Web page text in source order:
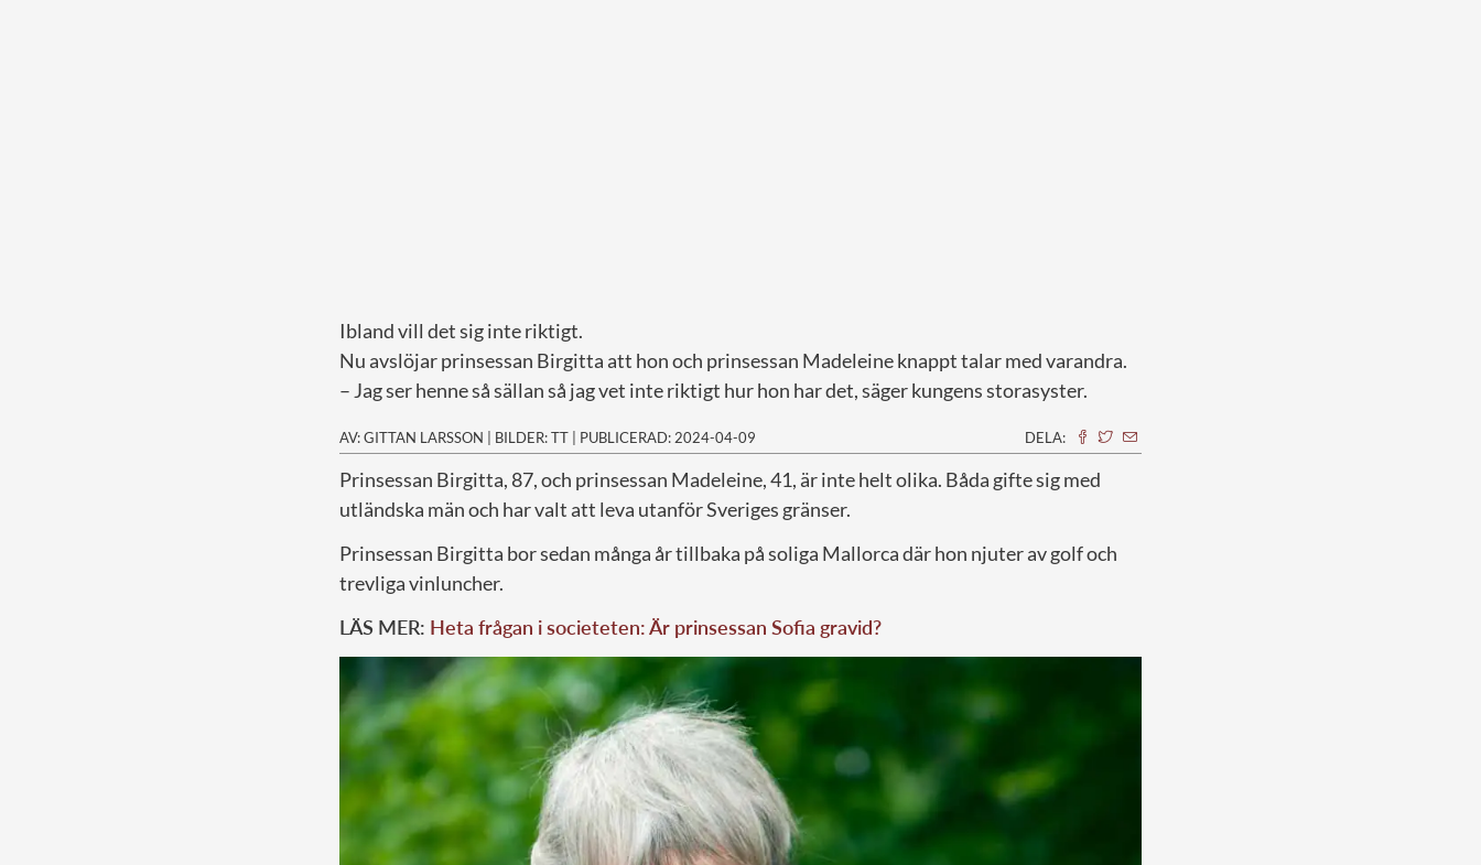
Ibland vill det sig inte riktigt.
Nu avslöjar prinsessan Birgitta att hon och prinsessan Madeleine knappt talar med varandra.
– Jag ser henne så sällan så jag vet inte riktigt hur hon har det, säger kungens storasyster.
AV: GITTAN LARSSON | BILDER: TT | PUBLICERAD: 2024-04-09 DELA:
Prinsessan Birgitta, 87, och prinsessan Madeleine, 41, är inte helt olika. Båda gifte sig med
utländska män och har valt att leva utanför Sveriges gränser.
Prinsessan Birgitta bor sedan många år tillbaka på soliga Mallorca där hon njuter av golf och
trevliga vinluncher.
LÄS MER: Heta frågan i societeten: Är prinsessan Sofia gravid?